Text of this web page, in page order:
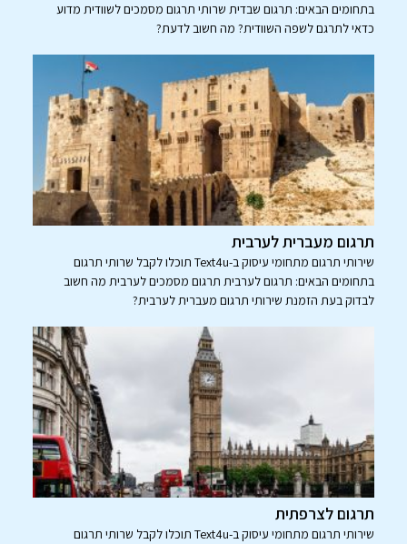
בתחומים הבאים: תרגום שבדית שרותי תרגום מסמכים לשוודית מדוע
כדאי לתרגם לשפה השוודית? מה חשוב לדעת?
תרגום מעברית לערבית
שירותי תרגום מתחומי עיסוק ב-Text4u תוכלו לקבל שרותי תרגום
בתחומים הבאים: תרגום לערבית תרגום מסמכים לערבית מה חשוב
לבדוק בעת הזמנת שירותי תרגום מעברית לערבית?
תרגום לצרפתית
שירותי תרגום מתחומי עיסוק ב-Text4u תוכלו לקבל שרותי תרגום